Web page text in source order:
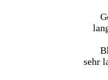
sehr